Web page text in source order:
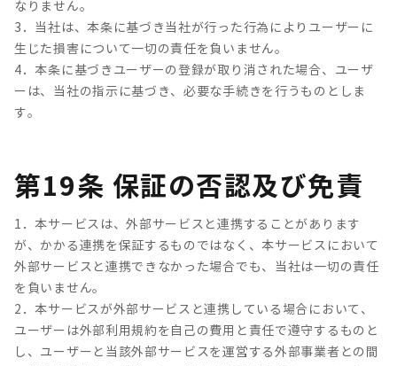
なりません。
3．当社は、本条に基づき当社が行った行為によりユーザーに
生じた損害について一切の責任を負いません。
4．本条に基づきユーザーの登録が取り消された場合、ユーザ
ーは、当社の指示に基づき、必要な手続きを行うものとしま
す。
1．本サービスは、外部サービスと連携することがあります
が、かかる連携を保証するものではなく、本サービスにおいて
外部サービスと連携できなかった場合でも、当社は一切の責任
を負いません。
2．本サービスが外部サービスと連携している場合において、
ユーザーは外部利用規約を自己の費用と責任で遵守するものと
し、ユーザーと当該外部サービスを運営する外部事業者との間
第19条 保証の否認及び免責